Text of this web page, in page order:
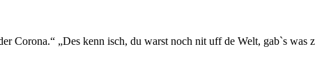
Corona.“ „Des kenn isch, du warst noch nit uff de Welt, gab`s